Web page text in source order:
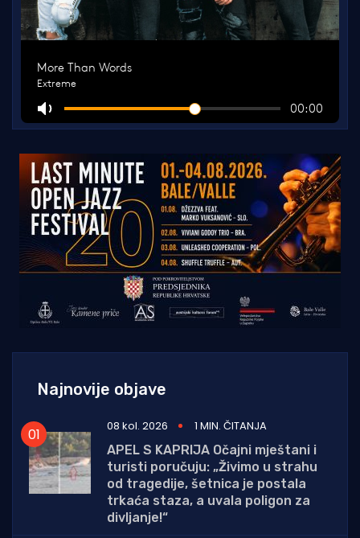
Najnovije objave
08 kol. 2026
1 MIN. ČITANJA
APEL S KAPRIJA Očajni mještani i
turisti poručuju: „Živimo u strahu
od tragedije, šetnica je postala
trkaća staza, a uvala poligon za
divljanje!“